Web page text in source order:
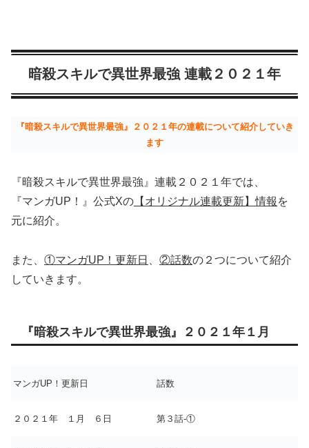
暗殺スキルで異世界最強 連載２０２１年
『暗殺スキルで異世界最強』２０２１年の連載について紹介していき
ます
『暗殺スキルで異世界最強』連載２０２１年では、
『マンガUP！』公式Xの 【オリジナル連載更新】情報 を
元に紹介。
また、 ①マンガUP！更新日 ②話数の２つについて紹介
していきます。
『暗殺スキルで異世界最強』２０２１年１月
マンガUP！更新日 話数
２０２１年 １月 ６日 第３話-①